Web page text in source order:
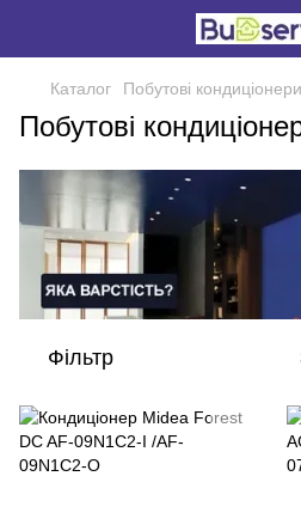
Каталог Побутові кондиціонери
Побутові
Фільтр